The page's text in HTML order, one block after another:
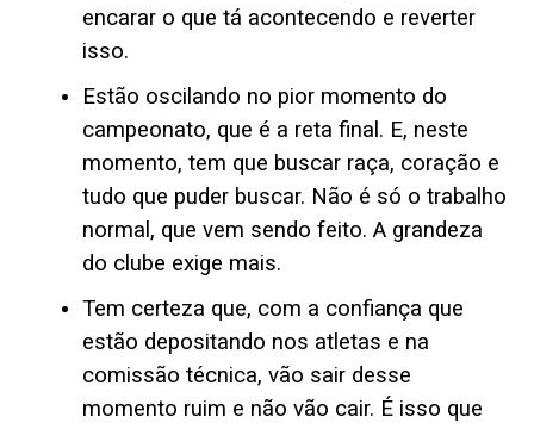
encarar o que tá acontecendo e reverter
isso.
Estão oscilando no pior momento do
campeonato, que é a reta final. E, neste
momento, tem que buscar raça, coração e
tudo que puder buscar. Não é só o trabalho
normal, que vem sendo feito. A grandeza
do clube exige mais.
Tem certeza que, com a confiança que
estão depositando nos atletas e na
comissão técnica, vão sair desse
momento ruim e não vão cair. É isso que